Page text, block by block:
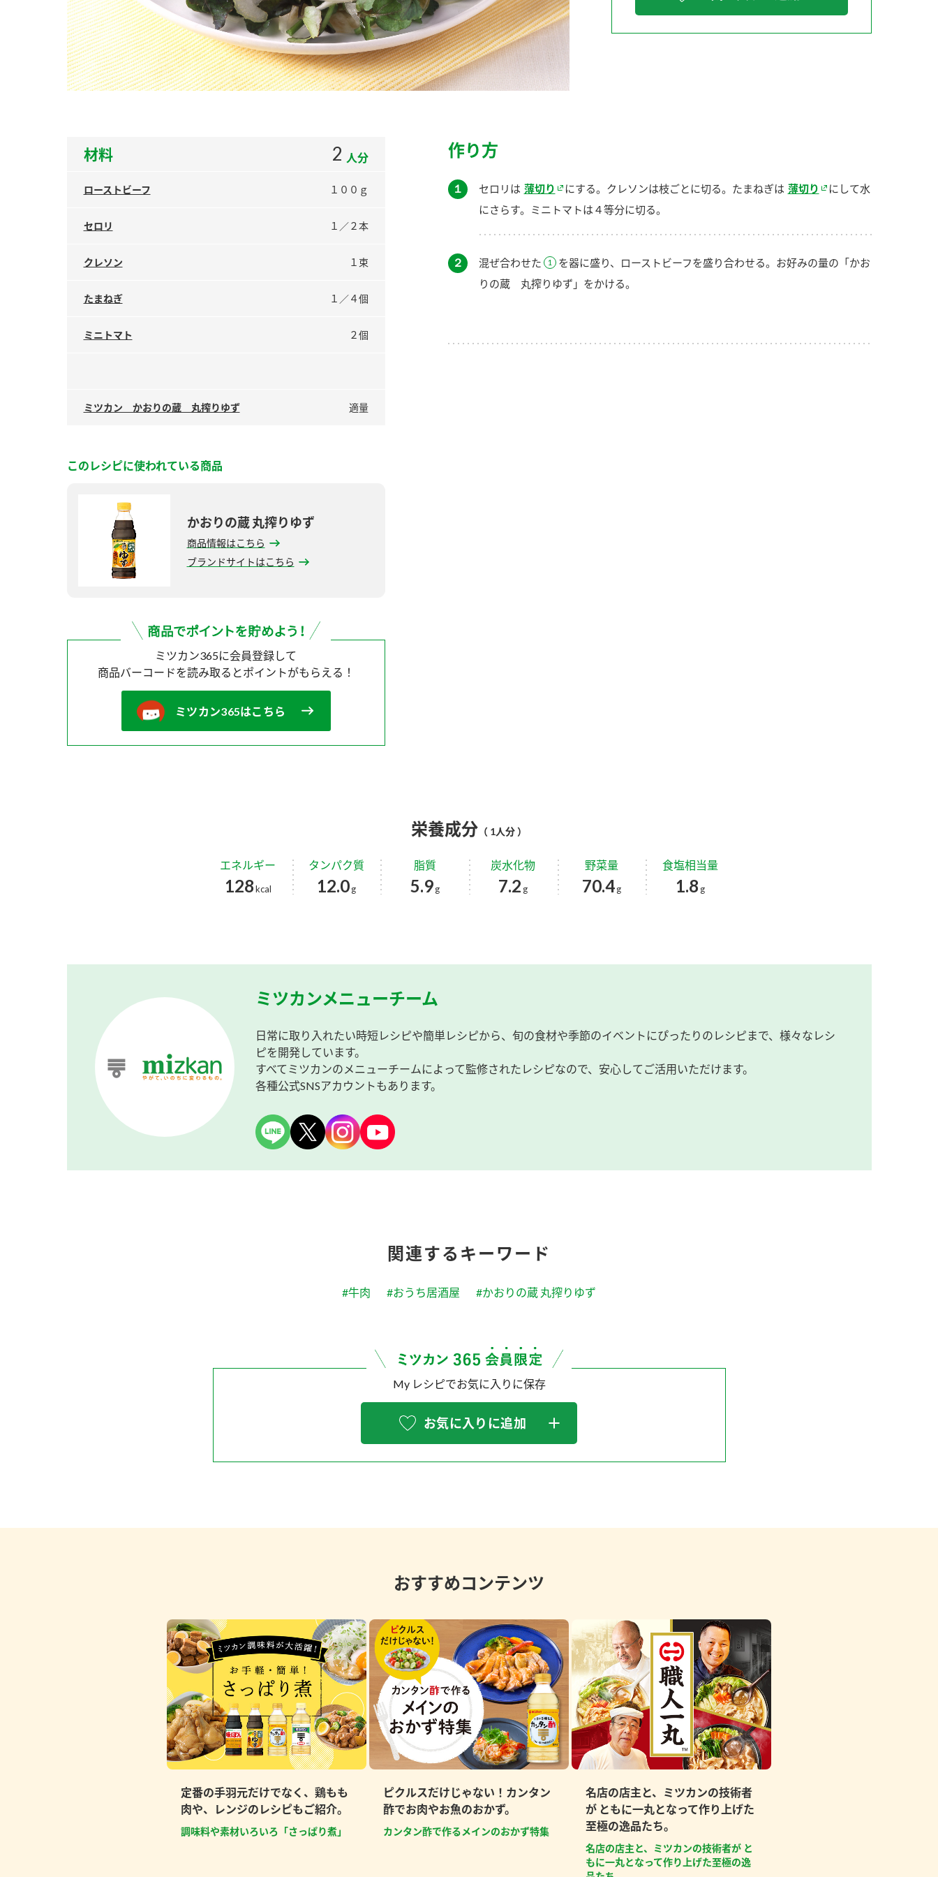
材料 2 人分
ローストビーフ １００ｇ
セロリ １／２本
クレソン １束
たまねぎ １／４個
ミニトマト ２個
ミツカン かおりの蔵 丸搾りゆず 適量
このレシピに使われている商品
かおりの蔵 丸搾りゆず
商品情報はこちら
ブランドサイトはこちら
ミツカン365に会員登録して
商品バーコードを読み取ると ポイントがもらえる！
ミツカン365はこちら
作り方
１ セロリは 薄切り にする。クレソンは枝ごとに切る。たまねぎは 薄切り
にして水
にさらす。ミニトマトは４等分に切る。
２ 混ぜ合わせた
を器に盛り、ローストビーフを盛り合わせる。お好みの量の「かお
りの蔵 丸搾りゆず」をかける。
栄養成分 （ 1人分 ）
エネルギー
128kcal
タンパク質
12.0g
脂質
5.9 g
炭水化物
7.2 g
野菜量
70.4g
食塩相当量
1.8 g
ミツカンメニューチーム
日常に取り入れたい時短レシピや簡単レシピから、旬の食材や季節のイベントにぴったりのレシピまで、様々なレシ
ピを開発しています。
すべてミツカンのメニューチームによって監修されたレシピなので、安心してご活用いただけます。
各種公式SNSアカウントもあります。
関連するキーワード
#牛肉 #おうち居酒屋 #かおりの蔵 丸搾りゆず
My レシピでお気に入りに保存
お気に入りに追加
おすすめコンテンツ
定番の手羽元だけでなく、鶏もも
肉や、レンジのレシピもご紹介。
調味料や素材いろいろ「さっぱり煮」
ピクルスだけじゃない！カンタン
酢でお肉やお魚のおかず。
カンタン酢で作るメインのおかず特集
名店の店主と、ミツカンの技術者
が ともに一丸となって作り上げた
至極の逸品たち。
名店の店主と、ミツカンの技術者が と
もに一丸となって作り上げた至極の逸